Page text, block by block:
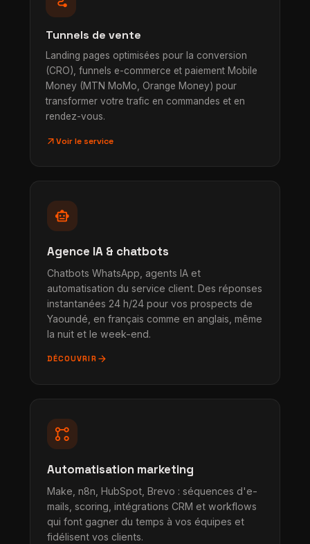
Tunnels de vente
Landing pages optimisées pour la conversion
(CRO), funnels e-commerce et paiement Mobile
Money (MTN MoMo, Orange Money) pour
transformer votre trafic en commandes et en
rendez-vous.
arrow_outwardVoir le service
smart_toy
Agence IA & chatbots
Chatbots WhatsApp, agents IA et
automatisation du service client. Des réponses
instantanées 24 h/24 pour vos prospects de
Yaoundé, en français comme en anglais, même
la nuit et le week-end.
DÉCOUVRIR arrow_forward
linked_services
Automatisation marketing
Make, n8n, HubSpot, Brevo : séquences d'e-
mails, scoring, intégrations CRM et workflows
qui font gagner du temps à vos équipes et
fidélisent vos clients.